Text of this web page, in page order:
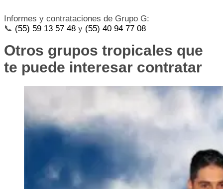
Informes y contrataciones de Grupo G:
📞 (55) 59 13 57 48 y (55) 40 94 77 08
Otros grupos tropicales que
te puede interesar contratar